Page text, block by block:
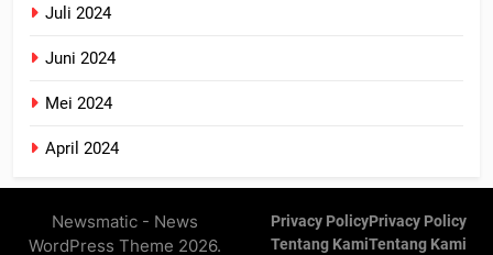
Juli 2024
Juni 2024
Mei 2024
April 2024
Newsmatic - News
WordPress Theme 2026.
Privacy PolicyPrivacy Policy
Tentang KamiTentang Kami